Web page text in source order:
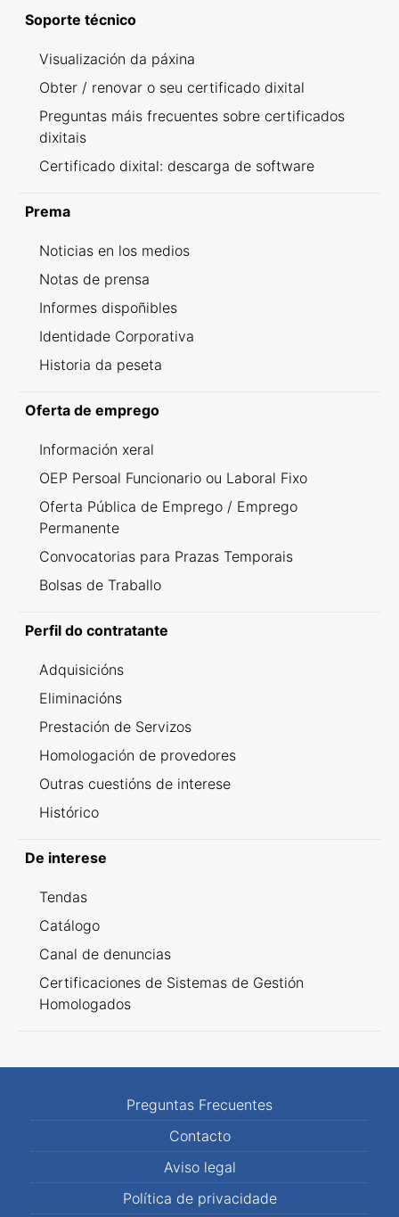
Soporte técnico
Visualización da páxina
Obter / renovar o seu certificado dixital
Preguntas máis frecuentes sobre certificados
dixitais
Certificado dixital: descarga de software
Prema
Noticias en los medios
Notas de prensa
Informes dispoñibles
Identidade Corporativa
Historia da peseta
Oferta de emprego
Información xeral
OEP Persoal Funcionario ou Laboral Fixo
Oferta Pública de Emprego / Emprego
Permanente
Convocatorias para Prazas Temporais
Bolsas de Traballo
Perfil do contratante
Adquisicións
Eliminacións
Prestación de Servizos
Homologación de provedores
Outras cuestións de interese
Histórico
De interese
Tendas
Catálogo
Canal de denuncias
Certificaciones de Sistemas de Gestión
Homologados
Preguntas Frecuentes
Contacto
Aviso legal
Política de privacidade